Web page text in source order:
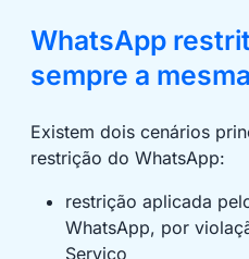
WhatsApp
sempre a
Existem dois cenários
restrição do WhatsApp:
restrição aplicada
WhatsApp, por
Serviço